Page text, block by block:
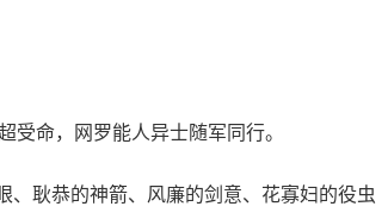
命，网罗能人异士随军同行。
耿恭的神箭、风廉的剑意、花寡妇的役虫